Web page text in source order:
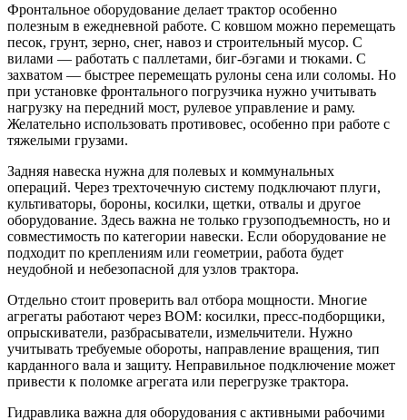
Фронтальное оборудование делает трактор особенно
полезным в ежедневной работе. С ковшом можно перемещать
песок, грунт, зерно, снег, навоз и строительный мусор. С
вилами — работать с паллетами, биг-бэгами и тюками. С
захватом — быстрее перемещать рулоны сена или соломы. Но
при установке фронтального погрузчика нужно учитывать
нагрузку на передний мост, рулевое управление и раму.
Желательно использовать противовес, особенно при работе с
тяжелыми грузами.
Задняя навеска нужна для полевых и коммунальных
операций. Через трехточечную систему подключают плуги,
культиваторы, бороны, косилки, щетки, отвалы и другое
оборудование. Здесь важна не только грузоподъемность, но и
совместимость по категории навески. Если оборудование не
подходит по креплениям или геометрии, работа будет
неудобной и небезопасной для узлов трактора.
Отдельно стоит проверить вал отбора мощности. Многие
агрегаты работают через ВОМ: косилки, пресс-подборщики,
опрыскиватели, разбрасыватели, измельчители. Нужно
учитывать требуемые обороты, направление вращения, тип
карданного вала и защиту. Неправильное подключение может
привести к поломке агрегата или перегрузке трактора.
Гидравлика важна для оборудования с активными рабочими